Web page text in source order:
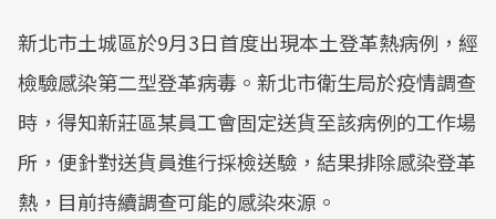
新北市土城區於9月3日首度出現本土登革熱病例，經
檢驗感染第二型登革病毒。新北市衛生局於疫情調查
時，得知新莊區某員工會固定送貨至該病例的工作場
所，便針對送貨員進行採檢送驗，結果排除感染登革
熱，目前持續調查可能的感染來源。